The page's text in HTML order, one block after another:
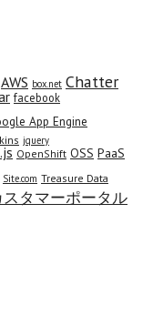
AWS box.net Chatter
facebook
App Engine
jquery
OpenShift OSS PaaS
Site.com Treasure Data
スタマーポータル